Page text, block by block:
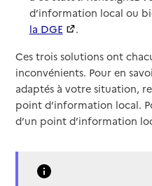
d’information local ou
la DGE
.
Ces trois solutions ont
inconvénients. Pour en
adaptés à votre situation,
point d’information local.
d’un point d’information